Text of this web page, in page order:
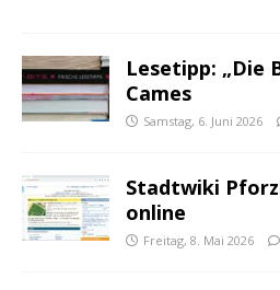
Lesetipp: „Die
Cames
Samstag, 6. Juni 2026
Stadtwiki
online
Freitag, 8. Mai 2026